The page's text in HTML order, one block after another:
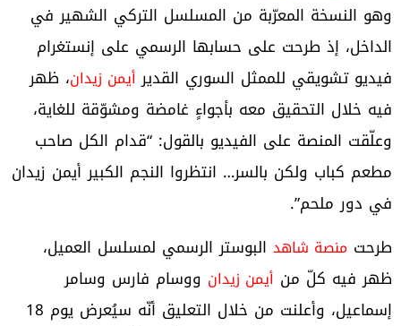
وهو النسخة المعرّبة من المسلسل التركي الشهير في
الداخل، إذ طرحت على حسابها الرسمي على إنستغرام
فيديو تشويقي للممثل السوري القديرأيمن زيدان، ظهر
فيه خلال التحقيق معه بأجواءٍ غامضة ومشوّقة للغاية،
وعلّقت المنصة على الفيديو بالقول: “قدام الكل صاحب
مطعم كباب ولكن بالسر… انتظروا النجم الكبير أيمن زيدان
في دور ملحم”.
طرحت منصة شاهد البوستر الرسمي لمسلسل العميل،
ظهر فيه كلّ من أيمن زيدان ووسام فارس وسامر
إسماعيل، وأعلنت من خلال التعليق أنّه سيُعرض يوم 18